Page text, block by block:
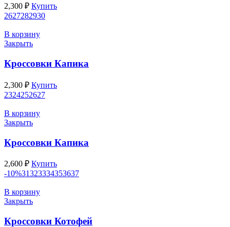
2,300 ₽ Купить
2627282930
В корзину
Закрыть
Кроссовки Капика
2,300 ₽ Купить
2324252627
В корзину
Закрыть
Кроссовки Капика
2,600 ₽ Купить
-10%31323334353637
В корзину
Закрыть
Кроссовки Котофей